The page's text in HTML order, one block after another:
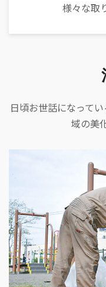
様々な取
日頃お世話になって
域の美